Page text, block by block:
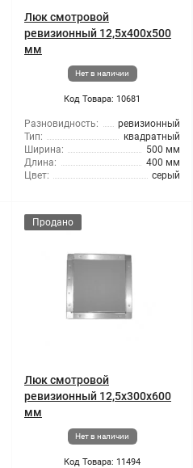
Люк смотровой
ревизионный 12,5x400x500
мм
Нет в наличии
Код Товара: 10681
Разновидность:
ревизионный
Тип:
квадратный
Ширина:
500 мм
Длина:
400 мм
Цвет:
серый
Продано
Люк смотровой
ревизионный 12,5x300x600
мм
Нет в наличии
Код Товара: 11494